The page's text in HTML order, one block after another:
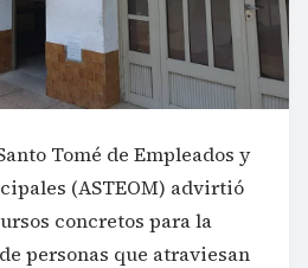
Tomé de Empleados y
(ASTEOM) advirtió
concretos para la
personas que atraviesan